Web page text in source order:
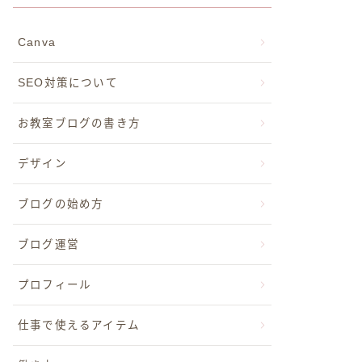
Canva
SEO対策について
お教室ブログの書き方
デザイン
ブログの始め方
ブログ運営
プロフィール
仕事で使えるアイテム